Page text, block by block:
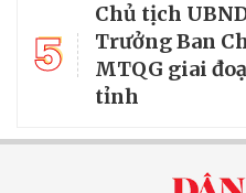
5
Chủ tịch
Trưởng Ban
MTQG giai
tỉnh